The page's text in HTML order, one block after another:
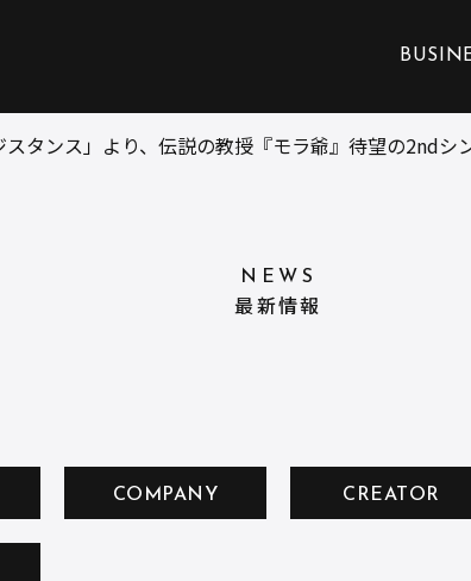
スタンス」より、伝説の教授『モラ爺』待望の2ndシ
NEWS
最新情報
COMPANY CREATOR